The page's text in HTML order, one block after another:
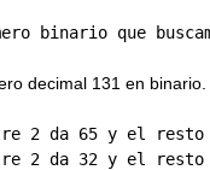
decimal 131 en
2 da 65 y el
2 da 32 y el